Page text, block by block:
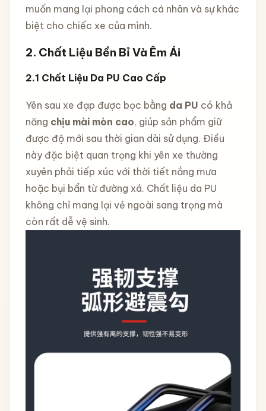
muốn mang lại phong cách cá nhân và sự khác
biệt cho chiếc xe của mình.
2. Chất Liệu Bền Bỉ Và Êm Ái
2.1 Chất Liệu Da PU Cao Cấp
Yên sau xe đạp được bọc bằng da PU có khả
năng chịu mài mòn cao, giúp sản phẩm giữ
được độ mới sau thời gian dài sử dụng. Điều
này đặc biệt quan trọng khi yên xe thường
xuyên phải tiếp xúc với thời tiết nắng mưa
hoặc bụi bẩn từ đường xá. Chất liệu da PU
không chỉ mang lại vẻ ngoài sang trọng mà
còn rất dễ vệ sinh.